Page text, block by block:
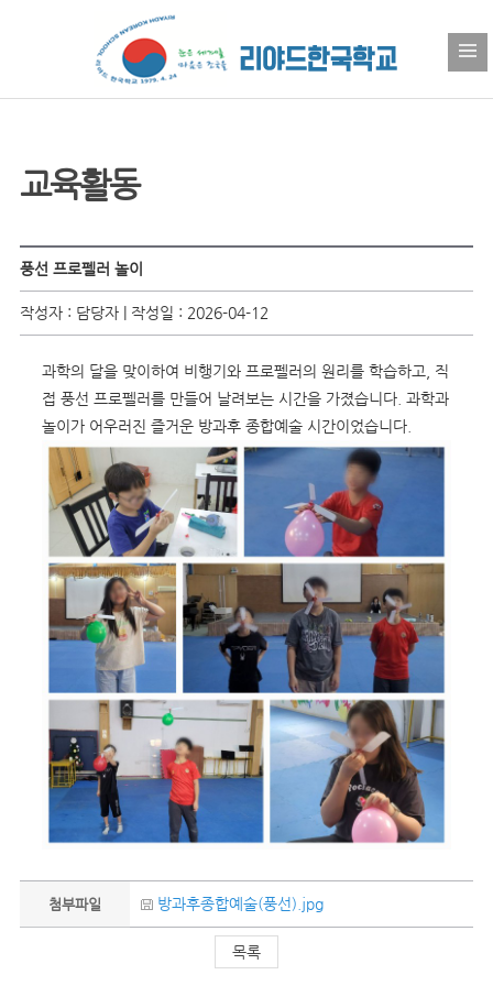
교육활동
풍선 프로펠러 놀이
작성자 : 담당자 | 작성일 : 2026-04-12
과학의 달을 맞이하여 비행기와 프로펠러의 원리를 학습하고, 직
접 풍선 프로펠러를 만들어 날려보는 시간을 가졌습니다. 과학과
놀이가 어우러진 즐거운 방과후 종합예술 시간이었습니다.
첨부파일 방과후종합예술(풍선).jpg
목록